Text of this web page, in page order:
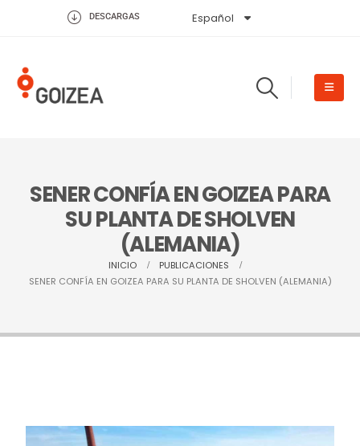
DESCARGAS Español
English
SENER CONFÍA EN GOIZEA PARA
SU PLANTA DE SHOLVEN
(ALEMANIA)
INICIO
PUBLICACIONES
SENER CONFÍA EN GOIZEA PARA SU PLANTA DE SHOLVEN (ALEMANIA)